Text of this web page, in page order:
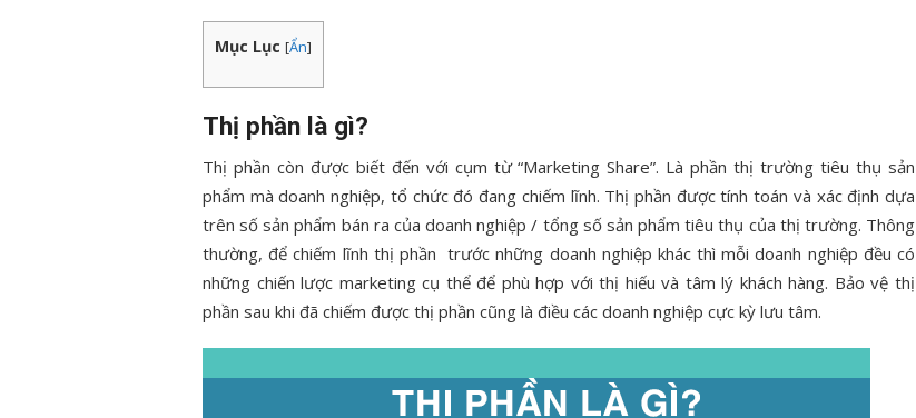
Mục Lục [Ẩn]
Thị phần là gì?
Thị phần còn được biết đến với cụm từ “Marketing Share”. Là phần thị trường tiêu thụ sản
phẩm mà doanh nghiệp, tổ chức đó đang chiếm lĩnh. Thị phần được tính toán và xác định dựa
trên số sản phẩm bán ra của doanh nghiệp / tổng số sản phẩm tiêu thụ của thị trường. Thông
thường, để chiếm lĩnh thị phần trước những doanh nghiệp khác thì mỗi doanh nghiệp đều có
những chiến lược marketing cụ thể để phù hợp với thị hiếu và tâm lý khách hàng. Bảo vệ thị
phần sau khi đã chiếm được thị phần cũng là điều các doanh nghiệp cực kỳ lưu tâm.